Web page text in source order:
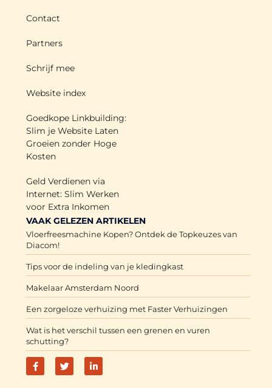
Contact
Partners
Schrijf mee
Website index
Goedkope Linkbuilding:
Slim je Website Laten
Groeien zonder Hoge
Kosten
Geld Verdienen via
Internet: Slim Werken
voor Extra Inkomen
VAAK GELEZEN ARTIKELEN
Vloerfreesmachine Kopen? Ontdek de Topkeuzes van
Diacom!
Tips voor de indeling van je kledingkast
Makelaar Amsterdam Noord
Een zorgeloze verhuizing met Faster Verhuizingen
Wat is het verschil tussen een grenen en vuren
schutting?